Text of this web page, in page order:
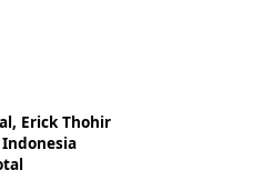
Erick Thohir